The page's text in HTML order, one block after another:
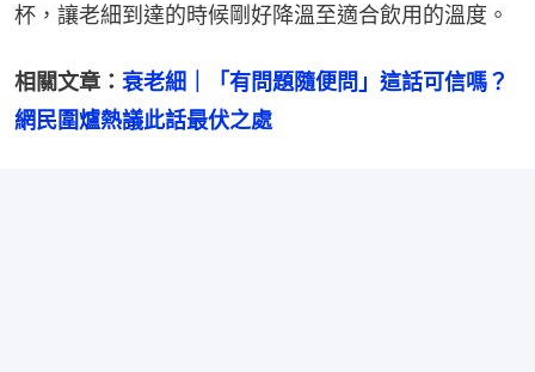
杯，讓老細到達的時候剛好降溫至適合飲用的溫度。
相關文章： 衰老細｜「有問題隨便問」這話可信嗎？
網民圍爐熱議此話最伏之處